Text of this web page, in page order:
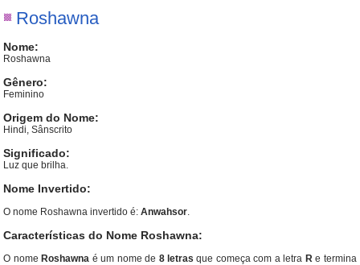
Roshawna
Nome:
Roshawna
Gênero:
Feminino
Origem do Nome:
Hindi, Sânscrito
Significado:
Luz que brilha.
Nome Invertido:
O nome Roshawna invertido é:Anwahsor.
Características do Nome Roshawna:
O nome Roshawna é um nome de 8 letras que começa com a letra Re termina